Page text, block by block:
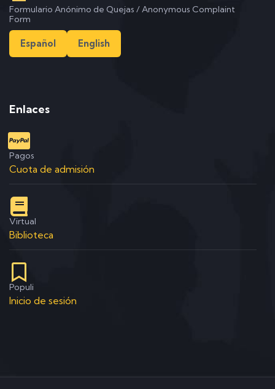
Formulario Anónimo de Quejas / Anonymous Complaint
Form
Español English
Enlaces
Pagos
Cuota de admisión
Virtual
Biblioteca
Populi
Inicio de sesión